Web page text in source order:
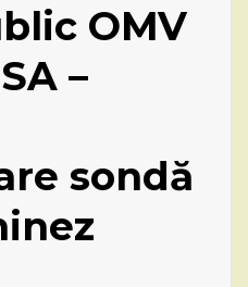
OMV
–
sondă